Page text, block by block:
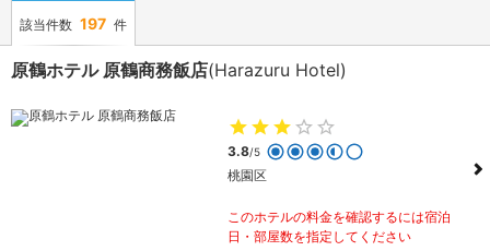
該当件数 197 件
原鶴ホテル 原鶴商務飯店(Harazuru Hotel)
3.8/5
桃園区
このホテルの料金を確認するには宿泊
日・部屋数を指定してください